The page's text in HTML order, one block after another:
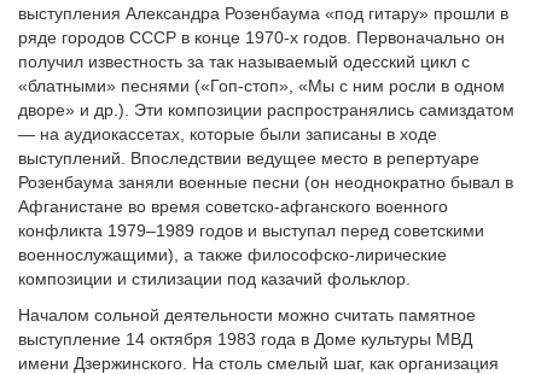
выступления Александра Розенбаума «под гитару» прошли в
ряде городов СССР в конце 1970-х годов. Первоначально он
получил известность за так называемый одесский цикл с
«блатными» песнями («Гоп-стоп», «Мы с ним росли в одном
дворе» и др.). Эти композиции распространялись самиздатом
— на аудиокассетах, которые были записаны в ходе
выступлений. Впоследствии ведущее место в репертуаре
Розенбаума заняли военные песни (он неоднократно бывал в
Афганистане во время советско-афганского военного
конфликта 1979–1989 годов и выступал перед советскими
военнослужащими), а также философско-лирические
композиции и стилизации под казачий фольклор.
Началом сольной деятельности можно считать памятное
выступление 14 октября 1983 года в Доме культуры МВД
имени Дзержинского. На столь смелый шаг, как организация